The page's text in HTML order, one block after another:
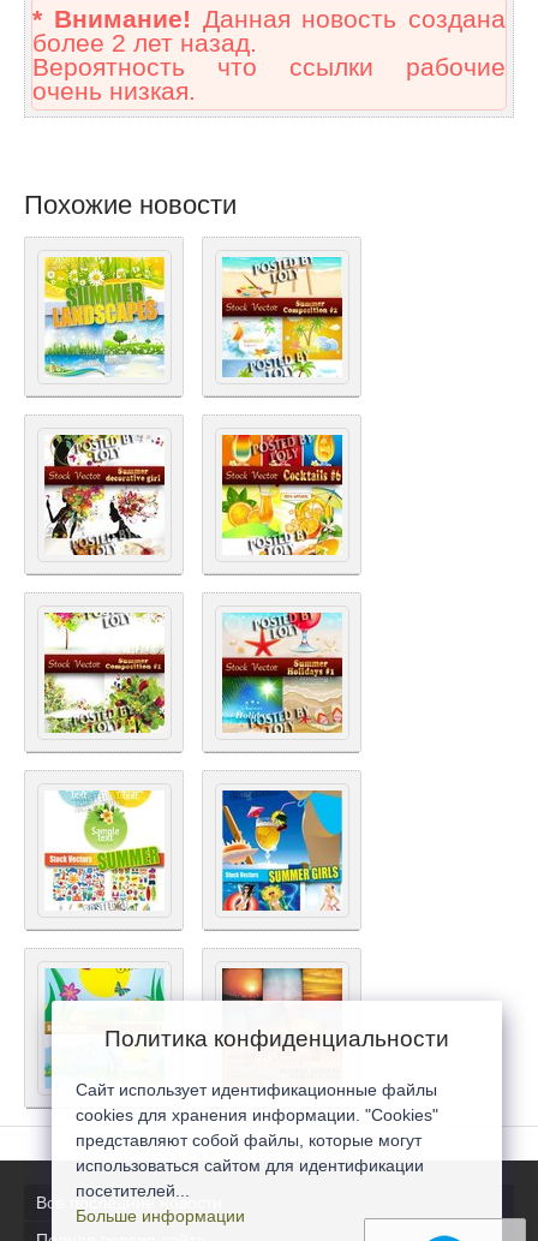
* Внимание! Данная новость создана
более 2 лет назад.
Вероятность что ссылки рабочие
очень низкая.
Похожие новости
Все последние новости
Политика конфиденциальности
Сайт использует идентификационные файлы
cookies для хранения информации. "Cookies"
представляют собой файлы, которые могут
использоваться сайтом для идентификации
посетителей...
Больше информации